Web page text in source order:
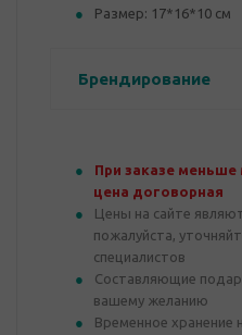
Размер: 17*16*10 см
Брендирование
При заказе
цена договорная
Цены на сайте
пожалуйста,
специалистов
Составляющие
вашему желанию
Временное хранение